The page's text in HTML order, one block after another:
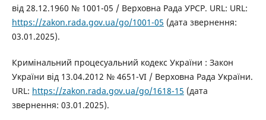
від 28.12.1960 № 1001-05 / Верховна Рада УРСР. URL: URL:
https://zakon.rada.gov.ua/go/1001-05 (дата звернення:
03.01.2025).
Кримінальний процесуальний кодекс України : Закон
України від 13.04.2012 № 4651-VI / Верховна Рада України.
URL: https://zakon.rada.gov.ua/go/1618-15 (дата
звернення: 03.01.2025).